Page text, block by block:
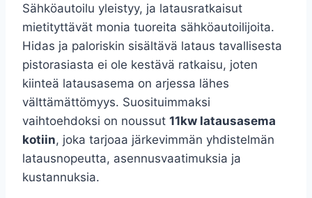
Sähköautoilu yleistyy, ja latausratkaisut
mietityttävät monia tuoreita sähköautoilijoita.
Hidas ja paloriskin sisältävä lataus tavallisesta
pistorasiasta ei ole kestävä ratkaisu, joten
kiinteä latausasema on arjessa lähes
välttämättömyys. Suosituimmaksi
vaihtoehdoksi on noussut 11kw latausasema
kotiin, joka tarjoaa järkevimmän yhdistelmän
latausnopeutta, asennusvaatimuksia ja
kustannuksia.